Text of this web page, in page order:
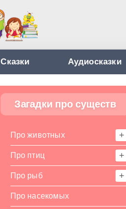
Сказки Аудиосказки
Загадки про существ
Про животных
Про птиц
Про рыб
Про насекомых